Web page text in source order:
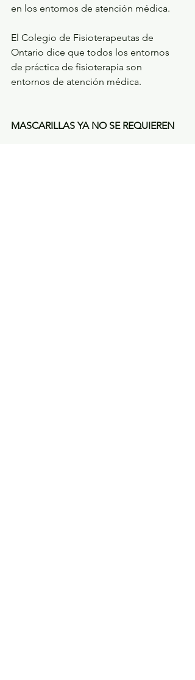
en los entornos de atención médica.
El Colegio de Fisioterapeutas de
Ontario dice que todos los entornos
de práctica de fisioterapia son
entornos de atención médica.
MASCARILLAS YA NO SE REQUIEREN